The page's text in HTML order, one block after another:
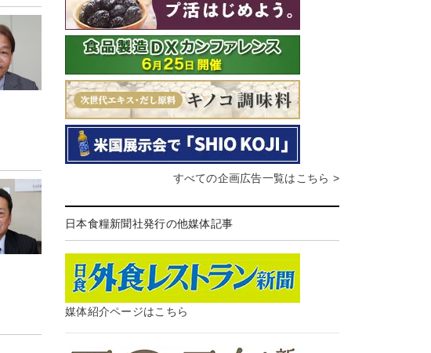
すべての企画広告一覧はこちら >
日本食糧新聞社発行の他媒体記事
媒体紹介ページはこちら